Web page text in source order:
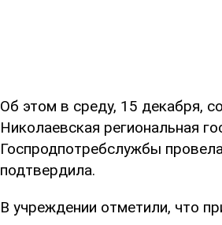
Об этом в среду, 15 декабря,
Николаевская региональная
Госпродпотребслужбы
подтвердила.
В учреждении отметили, что